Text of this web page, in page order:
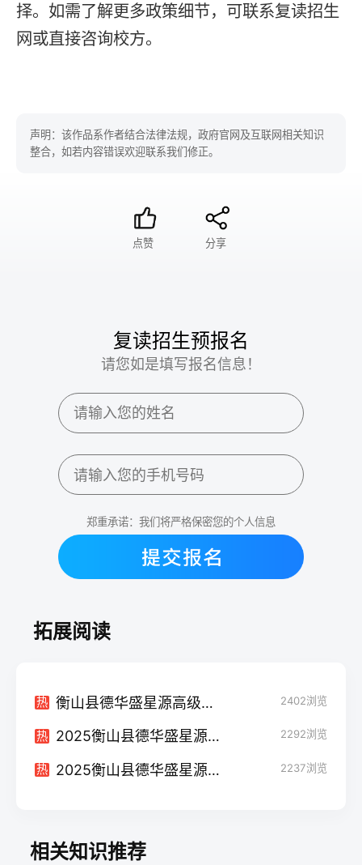
择。如需了解更多政策细节，可联系复读招生
网或直接咨询校方。
声明：该作品系作者结合法律法规，政府官网及互联网相关知识
整合，如若内容错误欢迎联系我们修正。
点赞 分享
复读招生预报名
请您如是填写报名信息！
郑重承诺：我们将严格保密您的个人信息
拓展阅读
热 衡山县德华盛星源高级中学学校地址在哪里？ 2402浏览
热 2025衡山县德华盛星源高级中学高考复读招生简章 2292浏览
热 2025衡山县德华盛星源高级中学小班制高考复读班 2237浏览
相关知识推荐